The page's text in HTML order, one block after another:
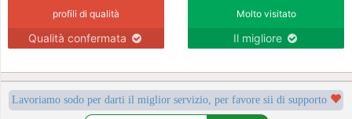
profili di qualità
Qualità confermata
Molto visitato
Il migliore
Lavoriamo sodo per darti il miglior servizio, per favore sii di supporto